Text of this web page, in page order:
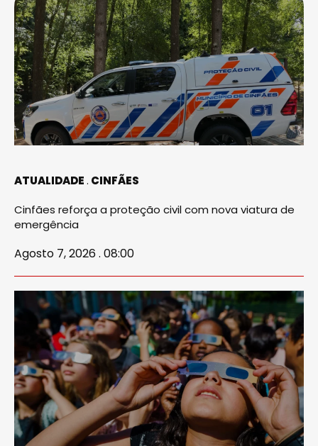
ATUALIDADE CINFÃES
Cinfães reforça a proteção civil com nova viatura de
emergência
Agosto 7, 2026 . 08:00